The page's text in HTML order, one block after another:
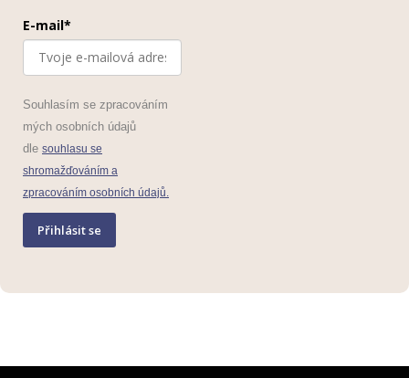
E-mail*
Souhlasím se zpracováním
mých osobních údajů
dle souhlasu se
shromažďováním a
zpracováním osobních údajů.
Přihlásit se